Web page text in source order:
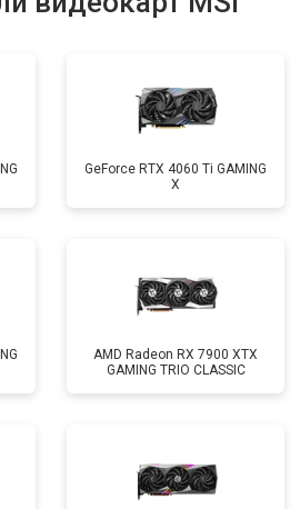
GeForce RTX 4060 Ti GAMING
X
AMD Radeon RX 7900 XTX
GAMING TRIO CLASSIC